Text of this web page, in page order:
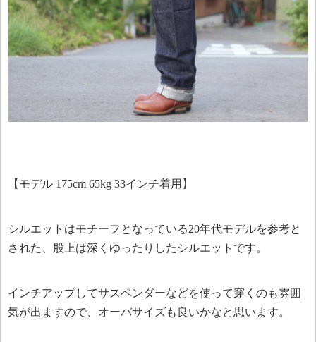
【モデル 175cm 65kg 33インチ着用】
シルエットはモチーフとなっている20年代モデルを参考と
された、股上は深くゆったりしたシルエットです。
インチアップしてサスペンダーなどを使って穿くのも雰囲
気が出ますので、オーバサイズも良いかなと思います。